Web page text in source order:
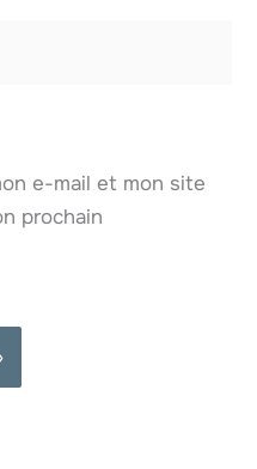
e-mail et mon site
prochain